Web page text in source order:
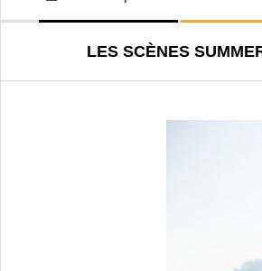
LE-
BOURG
LES SCÈNES